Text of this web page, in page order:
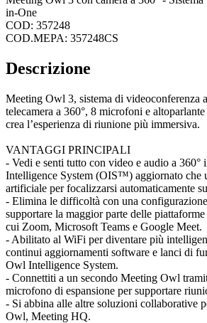
in-One
COD: 357248
COD.MEPA: 357248CS
Descrizione
Meeting Owl 3, sistema di videoconferenza
telecamera a 360°, 8 microfoni e
crea l’esperienza di riunione più immersiva.
VANTAGGI PRINCIPALI
- Vedi e senti tutto con video e audio a 360°
Intelligence System (OIS™) aggiornato che
artificiale per focalizzarsi automaticamente
- Elimina le difficoltà con una
supportare la maggior parte delle
cui Zoom, Microsoft Teams e Google Meet.
- Abilitato al WiFi per diventare più
continui aggiornamenti software e lanci di
Owl Intelligence System.
- Connettiti a un secondo Meeting Owl
microfono di espansione per supportare
- Si abbina alle altre soluzioni collaborative
Owl, Meeting HQ.